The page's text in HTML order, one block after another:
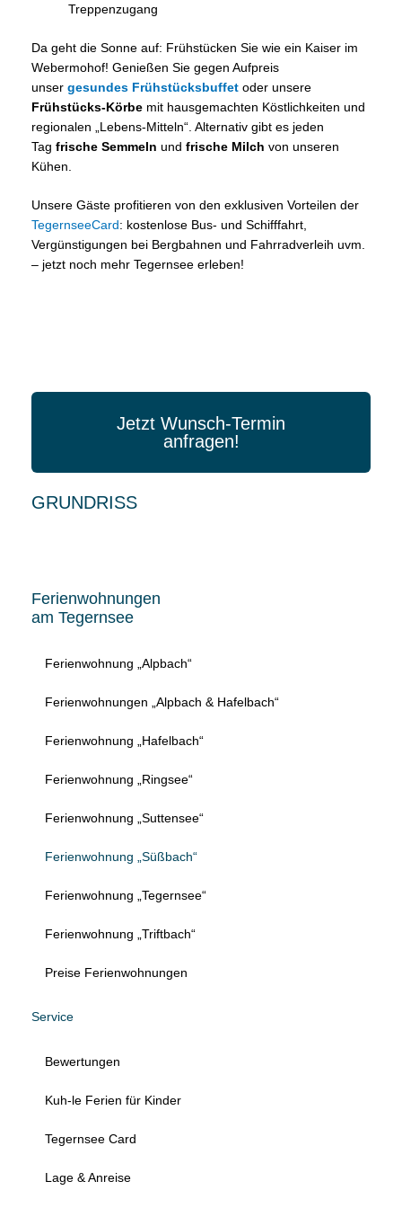
Ferienwohnungen
am Tegernsee
Ferienwohnung „Alpbach“
Ferienwohnungen „Alpbach & Hafelbach“
Ferienwohnung „Hafelbach“
Ferienwohnung „Ringsee“
Ferienwohnung „Suttensee“
Ferienwohnung „Süßbach“
Ferienwohnung „Tegernsee“
Ferienwohnung „Triftbach“
Preise Ferienwohnungen
Service
Bewertungen
Kuh-le Ferien für Kinder
Tegernsee Card
Lage & Anreise
Treppenzugang
Da geht die Sonne auf: Frühstücken Sie wie ein Kaiser im
Webermohof! Genießen Sie gegen Aufpreis
unser gesundes Frühstücksbuffet oder unsere
Frühstücks-Körbe mit hausgemachten Köstlichkeiten und
regionalen „Lebens-Mitteln“. Alternativ gibt es jeden
Tag frische Semmeln und frische Milch von unseren
Kühen.
Unsere Gäste profitieren von den exklusiven Vorteilen der
TegernseeCard : kostenlose Bus- und Schifffahrt,
Vergünstigungen bei Bergbahnen und Fahrradverleih uvm.
– jetzt noch mehr Tegernsee erleben!
Jetzt Wunsch-Termin
anfragen!
GRUNDRISS